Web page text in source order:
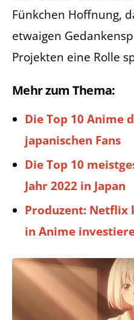
Fünkchen Hoffnung,
etwaigen
Projekten eine Rolle
Mehr zum Thema:
Die Top 10 Anime
japanischen Fans
Die Top 10
Jahr 2022 in Japan
Produzent: Netflix
in Anime